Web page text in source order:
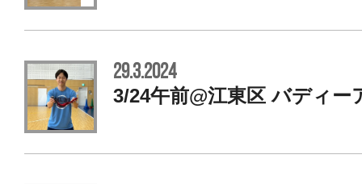
29.3.2024
3/24午前@江東区 バディ